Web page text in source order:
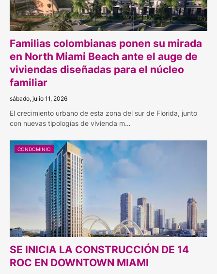
Familias colombianas ponen su mirada
en North Miami Beach ante el auge de
viviendas diseñadas para el núcleo
familiar
sábado, julio 11, 2026
El crecimiento urbano de esta zona del sur de Florida, junto
con nuevas tipologías de vivienda m…
CONDOMINIO
SE INICIA LA CONSTRUCCIÓN DE 14
ROC EN DOWNTOWN MIAMI